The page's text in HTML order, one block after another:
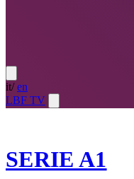
it/ en
LBF TV
SERIE A1